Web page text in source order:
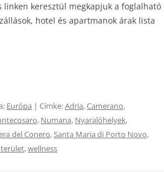
linken keresztül megkapjuk a foglalható
hotel és apartmanok árak lista
Európa | Címke:Adria,Camerano,
, Numana, Nyaralóhelyek,
del Conero,Santa Maria di Porto Novo,
,wellness